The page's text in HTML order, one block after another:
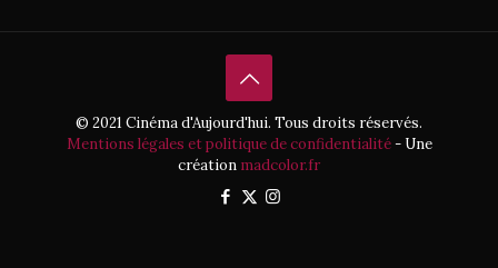
© 2021 Cinéma d'Aujourd'hui. Tous droits réservés.
Mentions légales et politique de confidentialité- Une
création madcolor.fr